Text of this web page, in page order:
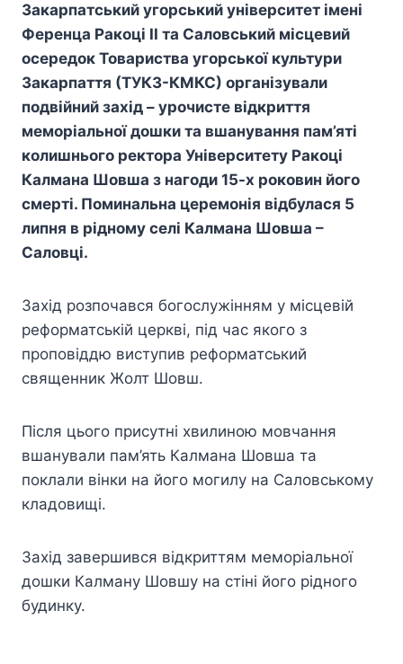
Закарпатський угорський університет імені
Ференца Ракоці ІІ та Саловський місцевий
осередок Товариства угорської культури
Закарпаття (ТУКЗ-КМКС) організували
подвійний захід – урочисте відкриття
меморіальної дошки та вшанування пам’яті
колишнього ректора Університету Ракоці
Калмана Шовша з нагоди 15-х роковин його
смерті. Поминальна церемонія відбулася 5
липня в рідному селі Калмана Шовша –
Саловці.
Захід розпочався богослужінням у місцевій
реформатській церкві, під час якого з
проповіддю виступив реформатський
священник Жолт Шовш.
Після цього присутні хвилиною мовчання
вшанували пам’ять Калмана Шовша та
поклали вінки на його могилу на Саловському
кладовищі.
Захід завершився відкриттям меморіальної
дошки Калману Шовшу на стіні його рідного
будинку.